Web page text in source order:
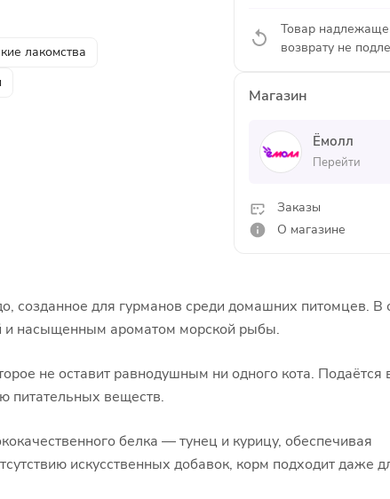
лакомства
Товар
возврату не
Магазин
Ёмолл
Перейти
Заказы
О магазине
созданное для гурманов среди домашних питомцев. В
и насыщенным ароматом морской рыбы.
не оставит равнодушным ни одного кота.
питательных веществ.
белка — тунец и курицу, обеспечивая
искусственных добавок, корм подходит даже